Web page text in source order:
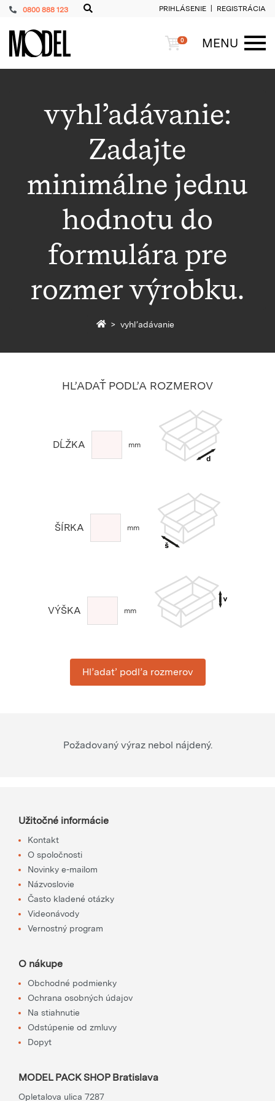
0800 888 123 PRIHLÁSENIE REGISTRÁCIA
PackShop Košík
0
MENU
vyhľadávanie:
Zadajte
minimálne jednu
hodnotu do
formulára pre
rozmer výrobku.
Späť na homepage
vyhľadávanie
HĽADAŤ PODĽA ROZMEROV
DĹŽKA mm
ŠÍRKA mm
VÝŠKA mm
Hľadať podľa rozmerov
Požadovaný výraz nebol nájdený.
Užitočné informácie
Kontakt
O spoločnosti
Novinky e-mailom
Názvoslovie
Často kladené otázky
Videonávody
Vernostný program
O nákupe
Obchodné podmienky
Ochrana osobných údajov
Na stiahnutie
Odstúpenie od zmluvy
Dopyt
MODEL PACK SHOP Bratislava
Opletalova ulica 7287